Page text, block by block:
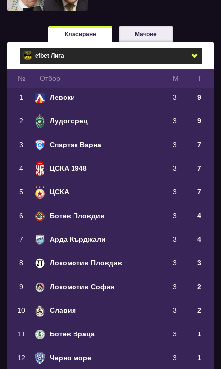
Класиране Мачове
№ Oтбор М Т
1 Левски 3 9
2 Лудогорец 3 9
3 Спартак Варна 3 7
4 ЦСКА 1948 3 7
5 ЦСКА 3 7
6 Ботев Пловдив 3 4
7 Арда Кърджали 3 4
8 Локомотив Пловдив 3 3
9 Локомотив София 3 2
10 Славия 3 2
11 Ботев Враца 3 1
12 Черно море 3 1